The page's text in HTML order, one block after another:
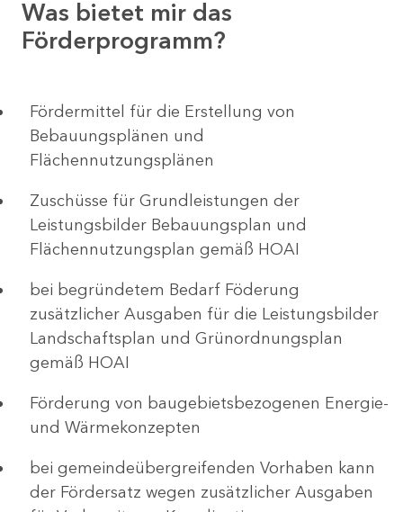
Was bietet mir das
Förderprogramm?
Fördermittel für die Erstellung von
Bebauungsplänen und
Flächennutzungsplänen
Zuschüsse für Grundleistungen der
Leistungsbilder Bebauungsplan und
Flächennutzungsplan gemäß HOAI
bei begründetem Bedarf Föderung
zusätzlicher Ausgaben für die Leistungsbilder
Landschaftsplan und Grünordnungsplan
gemäß HOAI
Förderung von baugebietsbezogenen Energie-
und Wärmekonzepten
bei gemeindeübergreifenden Vorhaben kann
der Fördersatz wegen zusätzlicher Ausgaben